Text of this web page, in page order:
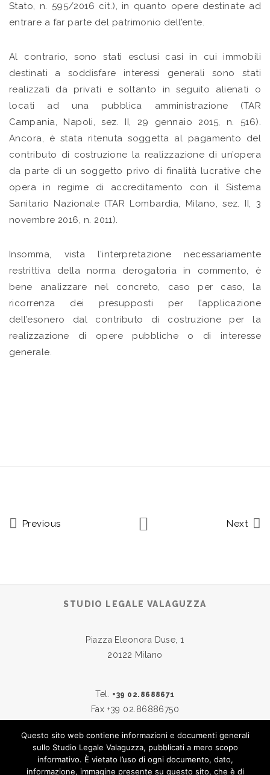
Stato, n. 595/2016 cit.), in quanto opere destinate ad
entrare a far parte del patrimonio dell’ente.
Al contrario, sono stati esclusi casi in cui immobili
destinati a soddisfare interessi generali sono stati
realizzati da privati e soltanto in seguito alienati o
locati ad una pubblica amministrazione (TAR
Campania, Napoli, sez. II, 29 gennaio 2015, n. 516).
Ancora, è stata ritenuta soggetta al pagamento del
contributo di costruzione la realizzazione di un’opera
da parte di un soggetto privo di finalità lucrative che
opera in regime di accreditamento con il Sistema
Sanitario Nazionale (TAR Lombardia, Milano, sez. II, 3
novembre 2016, n. 2011).
Insomma, vista l’interpretazione necessariamente
restrittiva della norma derogatoria in commento, è
bene analizzare nel concreto, caso per caso, la
ricorrenza dei presupposti per l’applicazione
dell’esonero dal contributo di costruzione per la
realizzazione di opere pubbliche o di interesse
generale.
Previous Next
STUDIO LEGALE VALAGUZZA
Piazza Eleonora Duse, 1
20122 Milano
Tel. +39 02.8688671
Fax +39 02.86886750
Skype:studiovalaguzza
Email:info@studiovalaguzza.it
Questo sito web contiene informazioni e documenti generali
sullo Studio Legale Valaguzza, pubblicati a mero scopo
informativo. È vietato l’uso di ogni documento, dato,
informazione, immagine presente su questo sito, che è di